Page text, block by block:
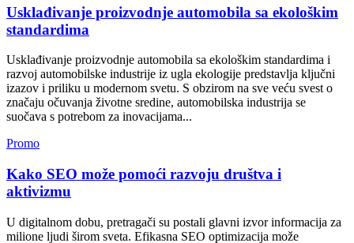
Usklađivanje proizvodnje automobila sa ekološkim
standardima
Usklađivanje proizvodnje automobila sa ekološkim standardima i
razvoj automobilske industrije iz ugla ekologije predstavlja ključni
izazov i priliku u modernom svetu. S obzirom na sve veću svest o
značaju očuvanja životne sredine, automobilska industrija se
suočava s potrebom za inovacijama...
Promo
Kako SEO može pomoći razvoju društva i
aktivizmu
U digitalnom dobu, pretragači su postali glavni izvor informacija za
milione ljudi širom sveta. Efikasna SEO optimizacija može